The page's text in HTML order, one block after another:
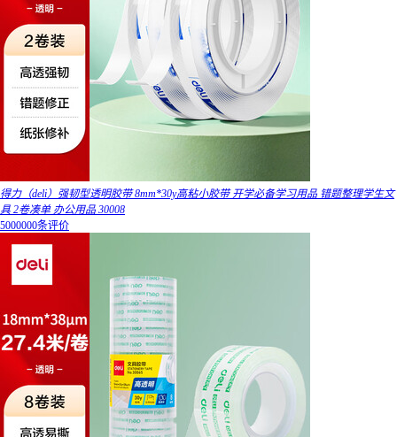
得力（deli）强韧型透明胶带 8mm*30y高粘小胶带 开学必备学习用品 错题整理学生文
具 2卷凑单 办公用品 30008
5000000条评价